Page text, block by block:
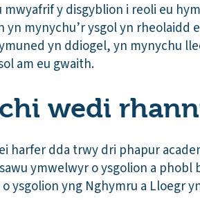
mwyafrif y disgyblion i reoli eu
yn mynychu’r ysgol yn rheolaidd
yn ddiogel, yn mynychu
am eu gwaith.
wedi
harfer dda trwy dri phapur
ymwelwyr o ysgolion a
ysgolion yng Nghymru a Lloegr